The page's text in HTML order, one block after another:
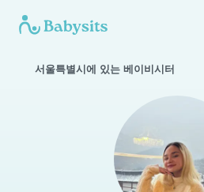
서울특별시에 있는 베이비시터